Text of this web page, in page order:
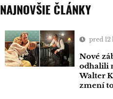
NAJNOVŠIE ČLÁNKY
pred
Nové
odhalili
Walter
zmení